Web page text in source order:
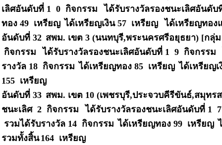
เลิศอันดับที่ 1 0 กิจกรรม
ได้รับรางวัลรองชนะเลิศอันดั
ทอง 49 เหรียญ ได้เหรียญเงิน 57 เหรียญ
ได้เหรียญทอ
อันดับที่ 32 สพม. เขต 3 (นนทบุรี,พระนครศรีอยุธยา) [กลุ่
กิจกรรม
ได้รับรางวัลรองชนะเลิศอันดับที่ 1 9 กิจกรรม
รางวัล 18 กิจกรรม ได้เหรียญทอง 85 เหรียญ ได้เหรียญ
155 เหรียญ
อันดับที่ 33 สพม. เขต 10 (เพชรบุรี,ประจวบคีรีขันธ์,สมุท
ชนะเลิศ 2 กิจกรรม
ได้รับรางวัลรองชนะเลิศอันดับที่ 1
รวมได้รับรางวัล 14 กิจกรรม ได้เหรียญทอง 99 เหรียญ
รวมทั้งสิ้น 164 เหรียญ